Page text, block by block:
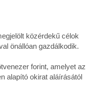
közérdekű célok
önállóan gazdálkodik.
forint, amelyet az
alapító okirat aláírásától